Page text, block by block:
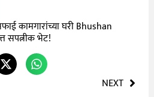
कामगारांच्या घरी Bhushan
सपत्नीक भेट!
NEXT